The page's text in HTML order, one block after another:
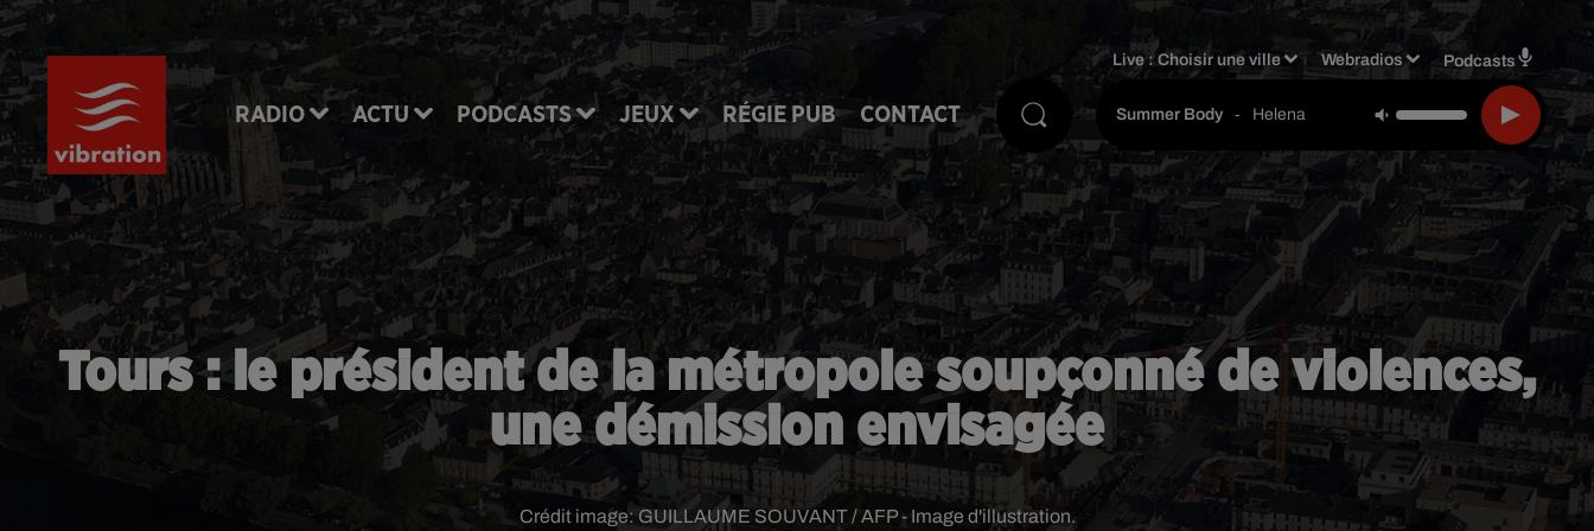
RADIO ACTU PODCASTS JEUX RÉGIE PUB CONTACT
Live :Choisir une ville Webradios Podcasts
Summer Body - Helena
Tours : le président de la métropole soupçonné de violences,
une démission envisagée
Crédit image: GUILLAUME SOUVANT / AFP - Image d'illustration.